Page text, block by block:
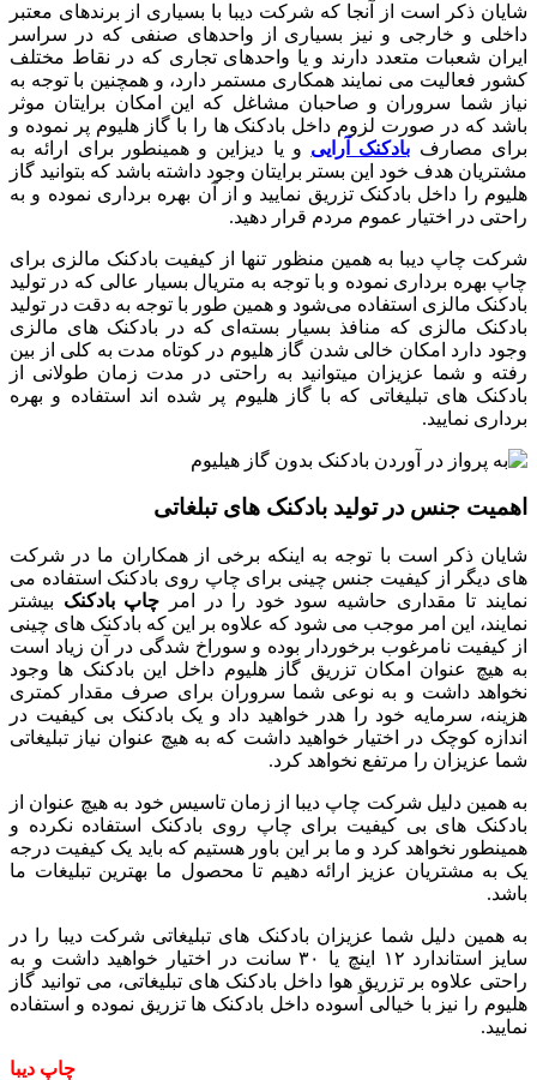
شایان ذکر است از آنجا که شرکت دیبا با بسیاری از برندهای معتبر
داخلی و خارجی و نیز بسیاری از واحدهای صنفی که در سراسر
ایران شعبات متعدد دارند و یا واحدهای تجاری که در نقاط مختلف
کشور فعالیت می نمایند همکاری مستمر دارد، و همچنین با توجه به
نیاز شما سروران و صاحبان مشاغل که این امکان برایتان موثر
باشد که در صورت لزوم داخل بادکنک ها را با گاز هلیوم پر نموده و
برای مصارف بادکنک آرایی و یا دیزاین و همینطور برای ارائه به
مشتریان هدف خود این بستر برایتان وجود داشته باشد که بتوانید گاز
هلیوم را داخل بادکنک تزریق نمایید و از آن بهره برداری نموده و به
راحتی در اختیار عموم مردم قرار دهید.
شرکت چاپ دیبا به همین منظور تنها از کیفیت بادکنک مالزی برای
چاپ بهره برداری نموده و با توجه به متریال بسیار عالی که در تولید
بادکنک مالزی استفاده می‌شود و همین طور با توجه به دقت در تولید
بادکنک مالزی که منافذ بسیار بسته‌ای که در بادکنک های مالزی
وجود دارد امکان خالی شدن گاز هلیوم در کوتاه مدت به کلی از بین
رفته و شما عزیزان میتوانید به راحتی در مدت زمان طولانی از
بادکنک های تبلیغاتی که با گاز هلیوم پر شده اند استفاده و بهره
برداری نمایید.
اهمیت جنس در تولید بادکنک های تبلغاتی
شایان ذکر است با توجه به اینکه برخی از همکاران ما در شرکت
های دیگر از کیفیت جنس چینی برای چاپ روی بادکنک استفاده می
نمایند تا مقداری حاشیه سود خود را در امر چاپ بادکنک بیشتر
نمایند، این امر موجب می شود که علاوه بر این که بادکنک های چینی
از کیفیت نامرغوب برخوردار بوده و سوراخ شدگی در آن زیاد است
به هیچ عنوان امکان تزریق گاز هلیوم داخل این بادکنک ها وجود
نخواهد داشت و به نوعی شما سروران برای صرف مقدار کمتری
هزینه، سرمایه خود را هدر خواهید داد و یک بادکنک بی کیفیت در
اندازه کوچک در اختیار خواهید داشت که به هیچ عنوان نیاز تبلیغاتی
شما عزیزان را مرتفع نخواهد کرد.
به همین دلیل شرکت چاپ دیبا از زمان تاسیس خود به هیچ عنوان از
بادکنک های بی کیفیت برای چاپ روی بادکنک استفاده نکرده و
همینطور نخواهد کرد و ما بر این باور هستیم که باید یک کیفیت درجه
یک به مشتریان عزیز ارائه دهیم تا محصول ما بهترین تبلیغات ما
باشد.
به همین دلیل شما عزیزان بادکنک های تبلیغاتی شرکت دیبا را در
سایز استاندارد ۱۲ اینچ یا ۳۰ سانت در اختیار خواهید داشت و به
راحتی علاوه بر تزریق هوا داخل بادکنک های تبلیغاتی، می توانید گاز
هلیوم را نیز با خیالی آسوده داخل بادکنک ها تزریق نموده و استفاده
نمایید.
چاپ دیبا